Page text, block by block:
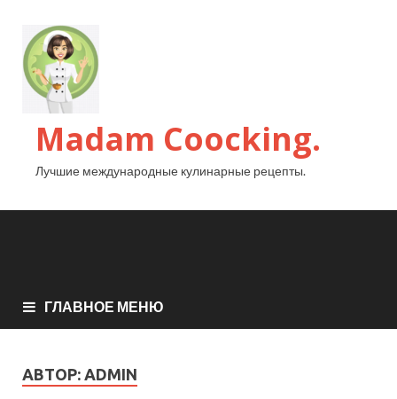
Madam Coocking.
Лучшие международные кулинарные рецепты.
ГЛАВНОЕ МЕНЮ
АВТОР: ADMIN